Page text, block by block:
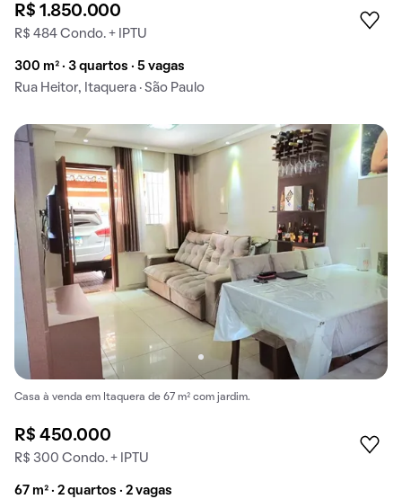
R$ 1.850.000
R$ 484 Condo. + IPTU
300 m² · 3 quartos · 5 vagas
Rua Heitor, Itaquera · São Paulo
Casa à venda em Itaquera de 67 m² com jardim.
R$ 450.000
R$ 300 Condo. + IPTU
67 m² · 2 quartos · 2 vagas